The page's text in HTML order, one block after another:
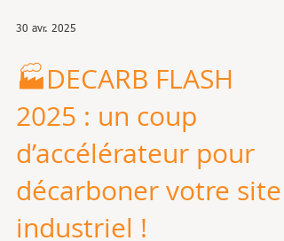
30 avr. 2025
🏭DECARB FLASH
2025 : un coup
d’accélérateur pour
décarboner votre site